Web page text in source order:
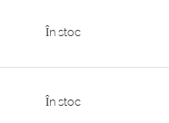
În stoc
În stoc